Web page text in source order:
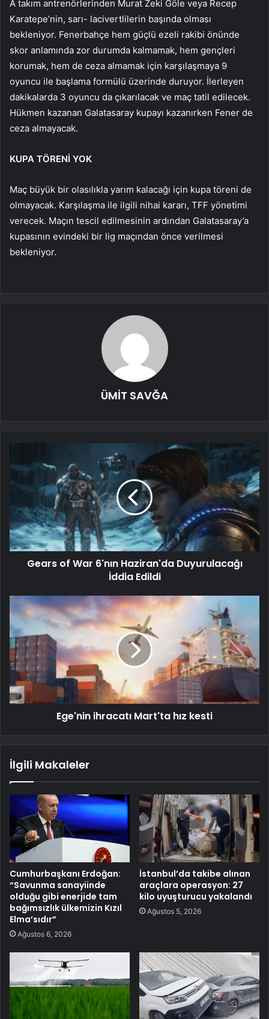
A takım antrenörlerinden Murat Zeki Göle veya Recep
Karatepe’nin, sarı- lacivertlilerin başında olması
bekleniyor. Fenerbahçe hem güçlü ezeli rakibi önünde
skor anlamında zor durumda kalmamak, hem gençleri
korumak, hem de ceza almamak için karşılaşmaya 9
oyuncu ile başlama formülü üzerinde duruyor. İlerleyen
dakikalarda 3 oyuncu da çıkarılacak ve maç tatil edilecek.
Hükmen kazanan Galatasaray kupayı kazanırken Fener de
ceza almayacak.
KUPA TÖRENİ YOK
Maç büyük bir olasılıkla yarım kalacağı için kupa töreni de
olmayacak. Karşılaşma ile ilgili nihai kararı, TFF yönetimi
verecek. Maçın tescil edilmesinin ardından Galatasaray’a
kupasının evindeki bir lig maçından önce verilmesi
bekleniyor.
ÜMİT SAVĞA
Gears of War 6'nın Haziran'da Duyurulacağı
İddia Edildi
Ege'nin ihracatı Mart'ta hız kesti
İlgili Makaleler
Cumhurbaşkanı Erdoğan:
“Savunma sanayiinde
olduğu gibi enerjide tam
bağımsızlık ülkemizin Kızıl
Elma’sıdır”
Ağustos 6, 2026
İstanbul’da takibe alınan
araçlara operasyon: 27
kilo uyuşturucu yakalandı
Ağustos 5, 2026